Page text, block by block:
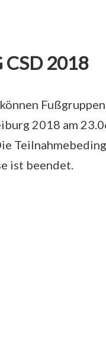
2018
2018 am
ist beendet.